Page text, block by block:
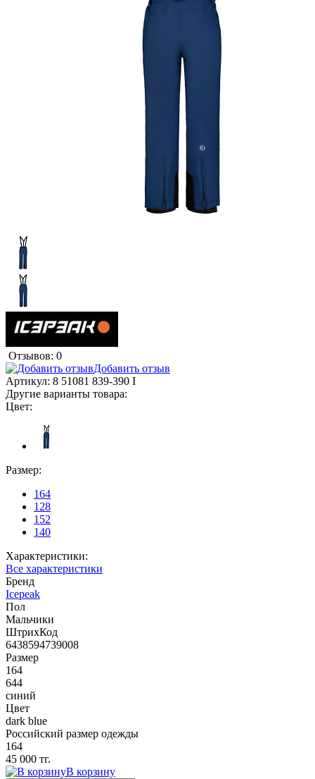
Отзывов: 0
Добавить отзыв
Артикул: 8 51081 839-390 I
Другие варианты товара:
Цвет:
Размер:
164
128
152
140
Характеристики:
Все характеристики
Бренд
Icepeak
Пол
Мальчики
ШтрихКод
6438594739008
Размер
164
644
синий
Цвет
dark blue
Российский размер одежды
164
45 000 тг.
В корзину